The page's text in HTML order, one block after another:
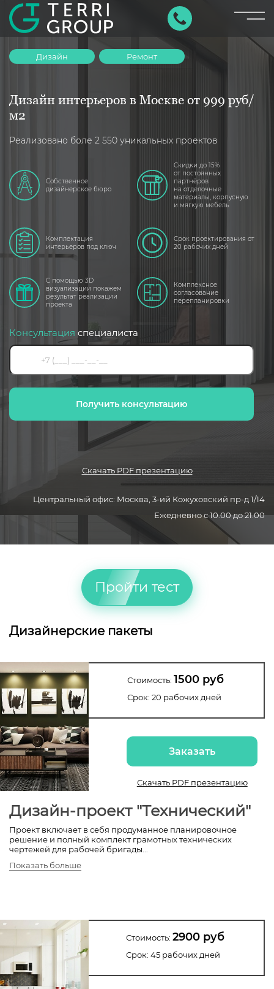
Дизайн Ремонт
Дизайн интерьеров в Москве от 999 руб/
м2
Реализовано боле 2 550 уникальных проектов
Собственное
дизайнерское бюро
Скидки до 15%
от постоянных
партнёров
на отделочные
материалы, корпусную
и мягкую мебель
Комплектация
интерьеров под ключ
Срок проектирования от
20 рабочих дней
С помощью 3D
визуализации покажем
результат реализации
проекта
Комплексное
согласование
перепланировки
Консультация специалиста
Получить консультацию
Скачать PDF презентацию
Центральный офис: Москва, 3-ий Кожуховский пр-д 1/14
Ежедневно с 10.00 до 21.00
Пройти тест
Дизайнерские пакеты
Стоимость: 1500 руб
Срок: 20 рабочих дней
Заказать
Скачать PDF презентацию
Дизайн-проект "Технический"
Проект включает в себя продуманное планировочное
решение и полный комплект грамотных технических
чертежей для рабочей бригады.
Показать больше
Стоимость: 2900 руб
Срок: 45 рабочих дней